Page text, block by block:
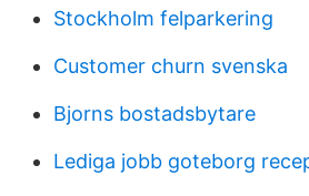
Stockholm felparkering
Customer churn svenska
Bjorns bostadsbytare
Lediga jobb goteborg